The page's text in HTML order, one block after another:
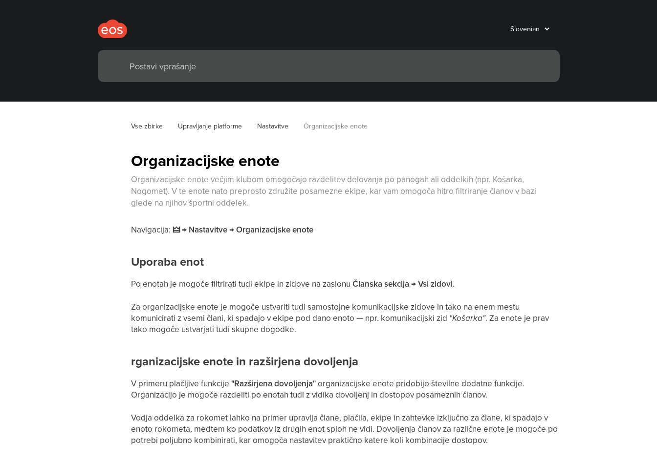
Vse zbirke Upravljanje platforme Nastavitve Organizacijske enote
Organizacijske enote
Organizacijske enote večjim klubom omogočajo razdelitev delovanja po panogah ali oddelkih (npr. Košarka,
Nogomet). V te enote nato preprosto združite posamezne ekipe, kar vam omogoča hitro filtriranje članov v bazi
glede na njihov športni oddelek.
Navigacija:🜲 → Nastavitve → Organizacijske enote
Uporaba enot
Po enotah je mogoče filtrirati tudi ekipe in zidove na zaslonuČlanska sekcija → Vsi zidovi.
Za organizacijske enote je mogoče ustvariti tudi samostojne komunikacijske zidove in tako na enem mestu
komunicirati z vsemi člani, ki spadajo v ekipe pod dano enoto — npr. komunikacijski zid "Košarka". Za enote je prav
tako mogoče ustvarjati tudi skupne dogodke.
rganizacijske enote in razširjena dovoljenja
V primeru plačljive funkcije"Razširjena dovoljenja"organizacijske enote pridobijo številne dodatne funkcije.
Organizacijo je mogoče razdeliti po enotah tudi z vidika dovoljenj in dostopov posameznih članov.
Vodja oddelka za rokomet lahko na primer upravlja člane, plačila, ekipe in zahtevke izključno za člane, ki spadajo v
enoto rokometa, medtem ko podatkov iz drugih enot sploh ne vidi. Dovoljenja članov za različne enote je mogoče po
potrebi poljubno kombinirati, kar omogoča nastavitev praktično katere koli kombinacije dostopov.